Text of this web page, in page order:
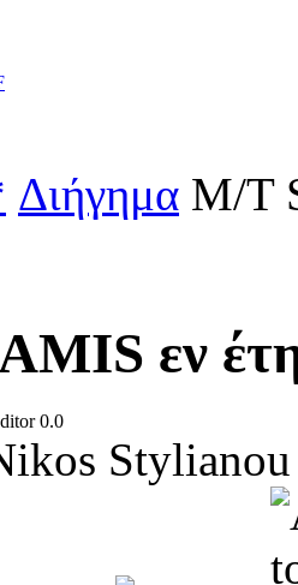
Διήγημα Μ/Τ
εν
0.0